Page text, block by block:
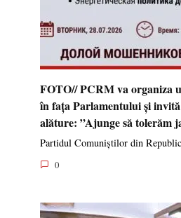
FOTO// PCRM va organiza
în fața Parlamentului și invită
alăture: ”Ajunge să tolerăm
Partidul Comuniștilor din
0